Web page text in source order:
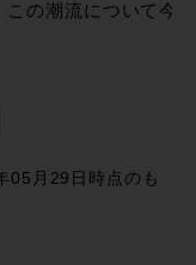
の潮流について今
05月29日時点のも